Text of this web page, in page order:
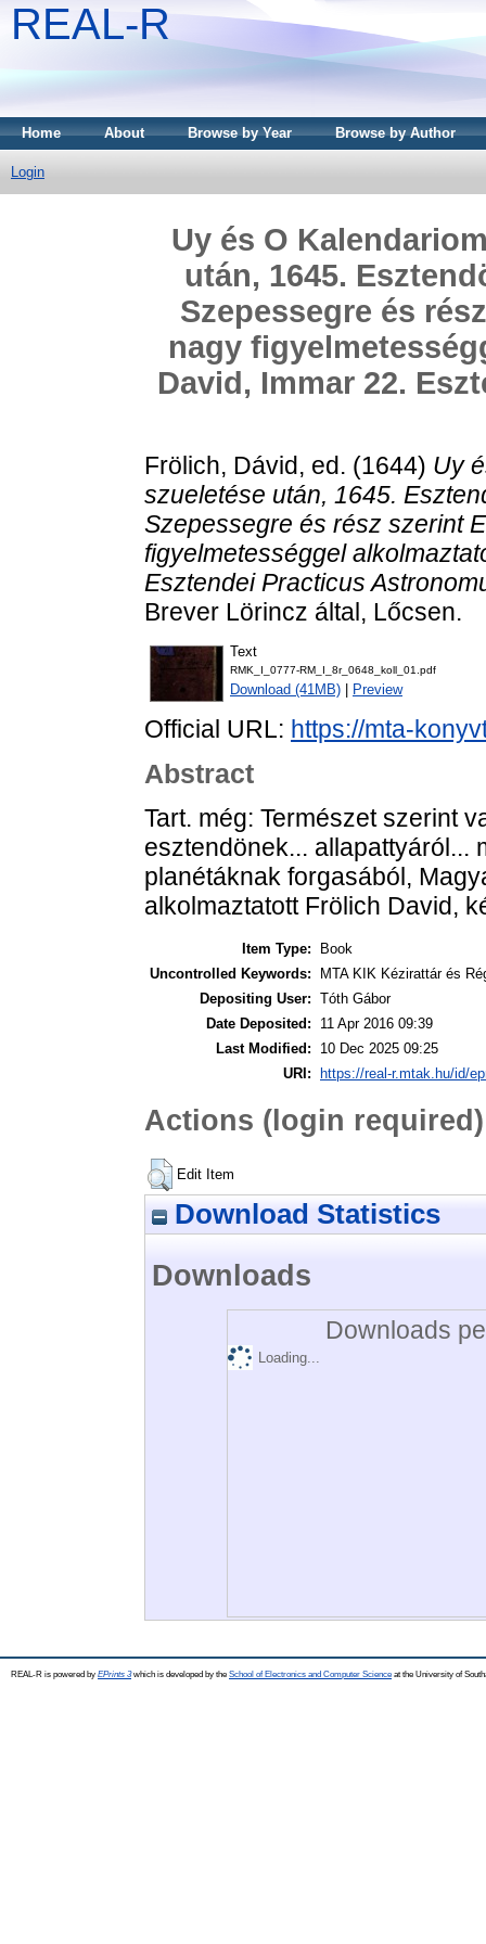
REAL-R
Home About Browse by Year Browse by Author
Login
Uy és O
után, 1645.
Szepessegre és
nagy
David, Immar 22.
Frölich, Dávid, ed. (1644) Uy
szueletése után, 1645.
Szepessegre és rész szerint
figyelmetességgel
Esztendei Practicus
Brever Lörincz által, Lőcsen.
Text
RMK_I_0777-RM_I_8r_0648_koll_01.pdf
Download (41MB) Preview
Official URL: https://mta-
Abstract
Tart. még: Természet szerint
esztendönek... allapattyáról...
planétáknak forgasából,
alkolmaztatott Frölich David,
Item Type:
Book
Uncontrolled Keywords:
MTA KIK Kézirattár és
Depositing User: Tóth Gábor
Date Deposited:
11 Apr 2016 09:39
Last Modified:
10 Dec 2025 09:25
URI:
https://real-r.mtak.hu/id/
Actions (login required)
Edit Item
Download Statistics
Downloads
Downloads
Loading...
REAL-R is powered by EPrints 3which is developed by the School of Electronics and Computer Science at the University of